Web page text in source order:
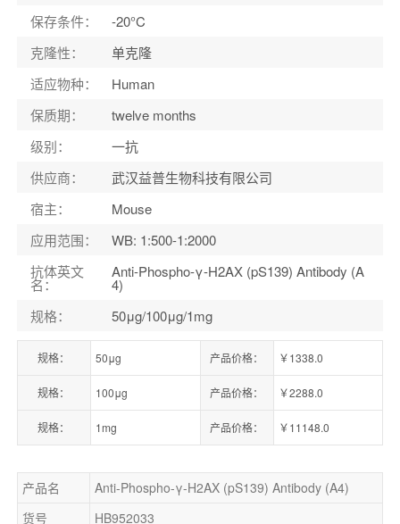
保存条件：
-20°C
克隆性：
单克隆
适应物种：
Human
保质期：
twelve months
级别：
一抗
供应商：
武汉益普生物科技有限公司
宿主：
Mouse
应用范围：
WB: 1:500-1:2000
抗体英文
名：
Anti-Phospho-γ-H2AX (pS139) Antibody (A
4)
规格： 50μg/100μg/1mg
规格： 50μg 产品价格： ￥1338.0
规格： 100μg 产品价格： ￥2288.0
规格： 1mg 产品价格： ￥11148.0
产品名
Anti-Phospho-γ-H2AX (pS139) Antibody (A4)
货号
HB952033